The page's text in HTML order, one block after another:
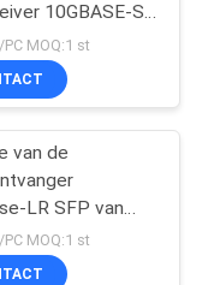
10GBASE-SR
MOQ:1 st
van de
LR SFP van
LR SFP de
MOQ:1 st